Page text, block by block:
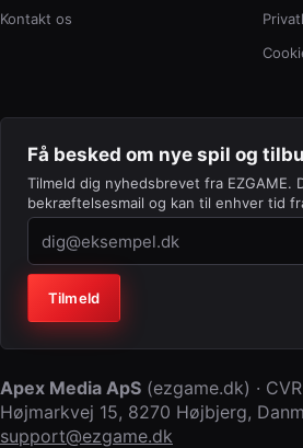
Kontakt os
Få besked om nye spil og
Tilmeld dig nyhedsbrevet fra EZGAME.
bekræftelsesmail og kan til enhver tid
Virksomhed (lad feltet stå tomt)
Tilmeld
Apex Media ApS (ezgame.dk) · CVR
Højmarkvej 15, 8270 Højbjerg,
support@ezgame.dk